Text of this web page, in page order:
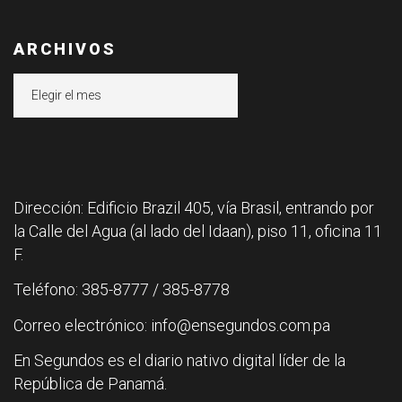
ARCHIVOS
Dirección: Edificio Brazil 405, vía Brasil, entrando por
la Calle del Agua (al lado del Idaan), piso 11, oficina 11
F.
Teléfono: 385-8777 / 385-8778
Correo electrónico: info@ensegundos.com.pa
En Segundos es el diario nativo digital líder de la
República de Panamá.